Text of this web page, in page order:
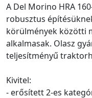
A Del Morino HRA
robusztus
körülmények közötti
alkalmasak. Olasz
teljesítményű
Kivitel:
- erősített 2-es